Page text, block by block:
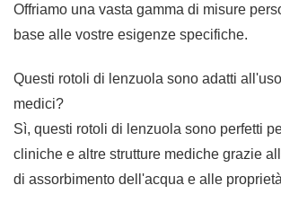
Offriamo una vasta gamma di misure
base alle vostre esigenze specifiche.
Questi rotoli di lenzuola sono adatti
medici?
Sì, questi rotoli di lenzuola sono perfetti
cliniche e altre strutture mediche grazie
di assorbimento dell'acqua e alle